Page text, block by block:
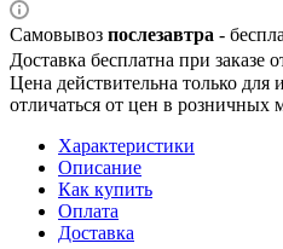
Самовывоз послезавтра -
Доставка бесплатна при заказе
Цена действительна только для
отличаться от цен в розничных
Характеристики
Описание
Как купить
Оплата
Доставка